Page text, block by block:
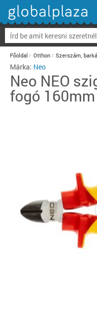
Főoldal Otthon Szerszám,
Márka: Neo
Neo NEO
fogó